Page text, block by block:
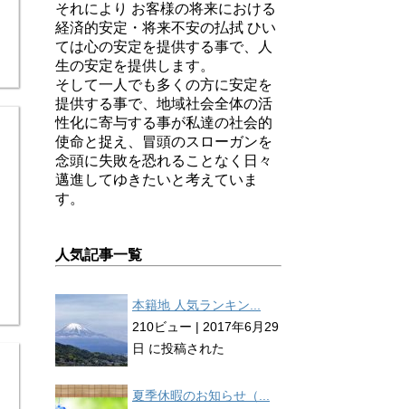
それにより お客様の将来における
経済的安定・将来不安の払拭 ひい
ては心の安定を提供する事で、人
生の安定を提供します。
そして一人でも多くの方に安定を
提供する事で、地域社会全体の活
性化に寄与する事が私達の社会的
使命と捉え、冒頭のスローガンを
念頭に失敗を恐れることなく日々
邁進してゆきたいと考えていま
す。
人気記事一覧
本籍地 人気ランキン...
210ビュー | 2017年6月29
日 に投稿された
夏季休暇のお知らせ（...